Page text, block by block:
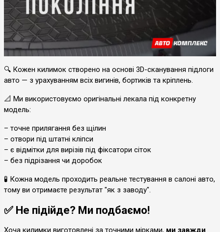
🔍 Кожен килимок створено на основі 3D-сканування підлоги
авто — з урахуванням всіх вигинів, бортиків та кріплень.
📐 Ми використовуємо оригінальні лекала під конкретну
модель:
– точне прилягання без щілин
– отвори під штатні кліпси
– є відмітки для вирізів під фіксатори сіток
– без підрізання чи доробок
🧪 Кожна модель проходить реальне тестування в салоні авто,
тому ви отримаєте результат "як з заводу".
✅ Не підійде? Ми подбаємо!
Хоча килимки виготовлені за точними мірками, ми завжди